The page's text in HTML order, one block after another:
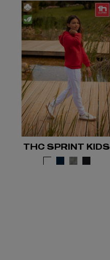
THC SPRINT KIDS